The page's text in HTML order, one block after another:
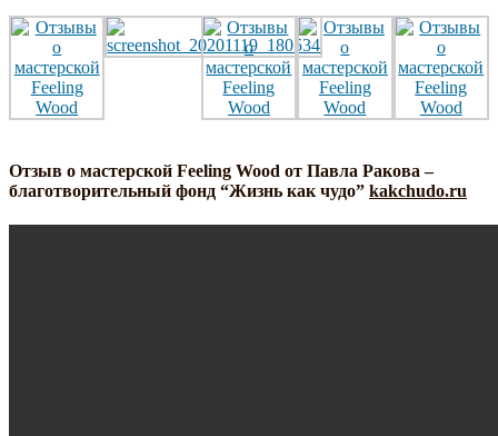
Отзыв о мастерской Feeling Wood от Павла Ракова –
благотворительный фонд “Жизнь как чудо” kakchudo.ru